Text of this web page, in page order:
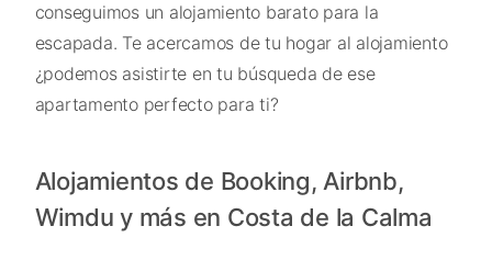
conseguimos un alojamiento barato para la
escapada. Te acercamos de tu hogar al alojamiento
¿podemos asistirte en tu búsqueda de ese
apartamento perfecto para ti?
Alojamientos de Booking, Airbnb,
Wimdu y más en Costa de la Calma